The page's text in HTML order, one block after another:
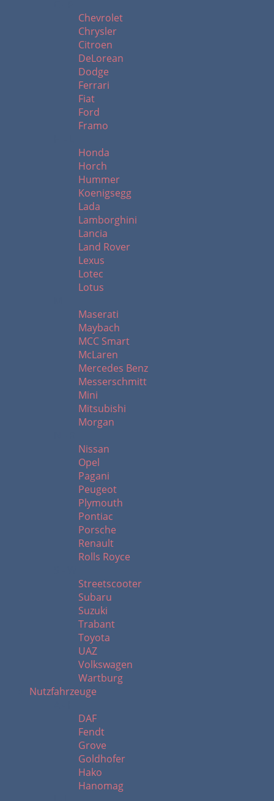
Chevrolet
Chrysler
Citroen
DeLorean
Dodge
Ferrari
Fiat
Ford
Framo
Honda
Horch
Hummer
Koenigsegg
Lada
Lamborghini
Lancia
Land Rover
Lexus
Lotec
Lotus
Maserati
Maybach
MCC Smart
McLaren
Mercedes Benz
Messerschmitt
Mini
Mitsubishi
Morgan
Nissan
Opel
Pagani
Peugeot
Plymouth
Pontiac
Porsche
Renault
Rolls Royce
Streetscooter
Subaru
Suzuki
Trabant
Toyota
UAZ
Volkswagen
Wartburg
Nutzfahrzeuge
DAF
Fendt
Grove
Goldhofer
Hako
Hanomag